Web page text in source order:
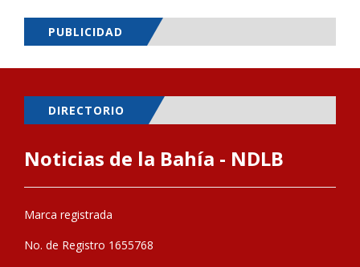
PUBLICIDAD
DIRECTORIO
Noticias de la Bahía - NDLB
Marca registrada
No. de Registro 1655768